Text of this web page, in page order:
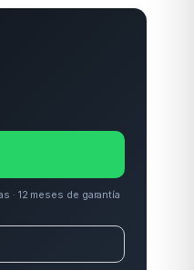
· 12 meses de garantía